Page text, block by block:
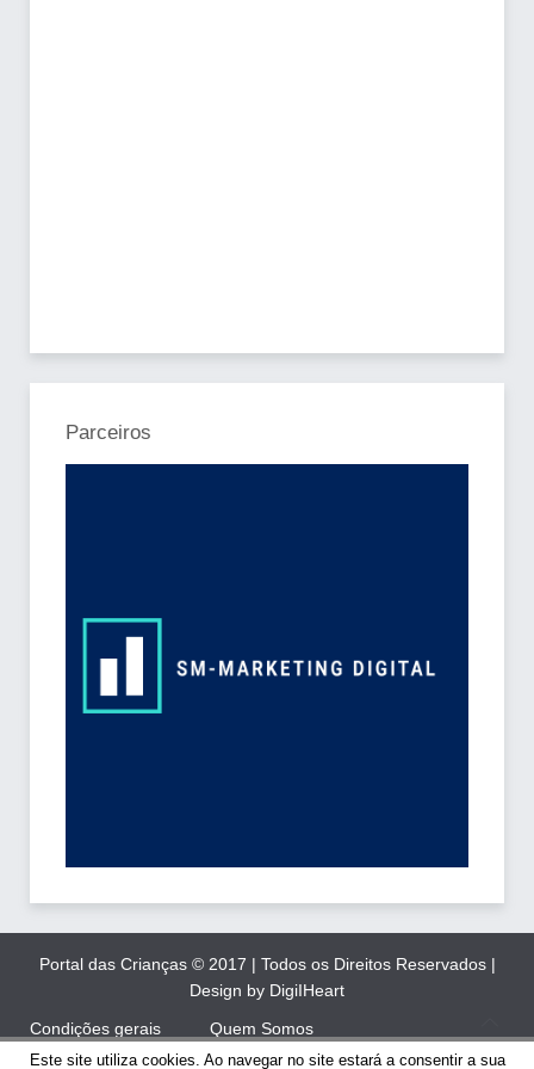
Parceiros
Portal das Crianças © 2017 | Todos os Direitos Reservados |
Design by DigiIHeart
Condições gerais
Quem Somos
Este site utiliza cookies. Ao navegar no site estará a consentir a sua